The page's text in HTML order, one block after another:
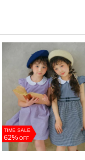
TIME SALE
62% OFF